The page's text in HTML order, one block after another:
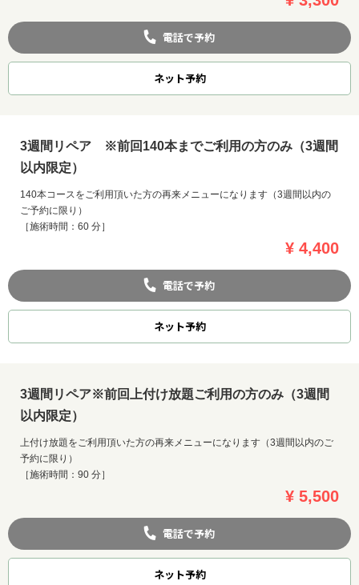
電話で予約
ネット予約
3週間リペア ※前回140本までご利用の方のみ（3週間
以内限定）
140本コースをご利用頂いた方の再来メニューになります（3週間以内の
ご予約に限り）
［施術時間：60 分］
¥ 4,400
電話で予約
ネット予約
3週間リペア※前回上付け放題ご利用の方のみ（3週間
以内限定）
上付け放題をご利用頂いた方の再来メニューになります（3週間以内のご
予約に限り）
［施術時間：90 分］
¥ 5,500
電話で予約
ネット予約